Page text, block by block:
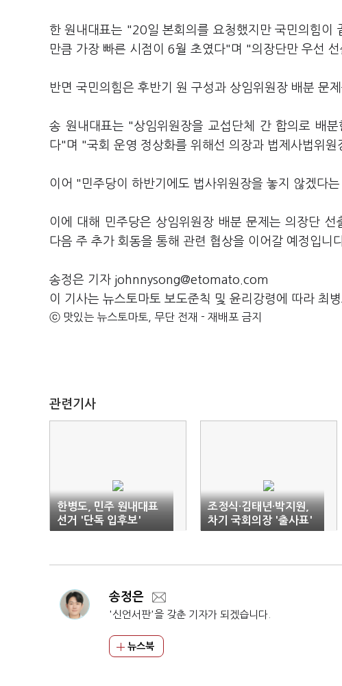
한 원내대표는 "20일 본회의를 요청했지만 국민의힘이
만큼 가장 빠른 시점이 6월 초였다"며 "의장단만 우선
반면 국민의힘은 후반기 원 구성과 상임위원장 배분 문
송 원내대표는 "상임위원장을 교섭단체 간 합의로 배
다"며 "국회 운영 정상화를 위해선 의장과 법제사법위
이어 "민주당이 하반기에도 법사위원장을 놓지 않겠다
이에 대해 민주당은 상임위원장 배분 문제는 의장단
다음 주 추가 회동을 통해 관련 협상을 이어갈 예정입니
송정은 기자 johnnysong@etomato.com
이 기사는 뉴스토마토 보도준칙 및 윤리강령에 따라 최
ⓒ 맛있는 뉴스토마토, 무단 전재 - 재배포 금지
관련기사
한병도, 민주 원내대표
선거 '단독 입후보'
조정식·김태년·박지원,
차기 국회의장 '출사표'
송정은
'신언서판'을 갖춘 기자가 되겠습니다.
뉴스북